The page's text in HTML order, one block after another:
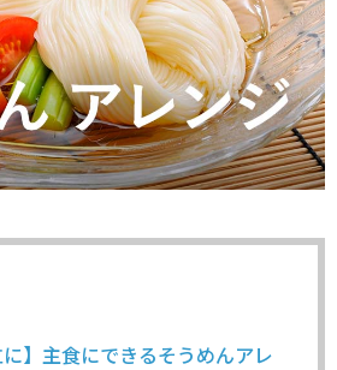
に】主食にできるそうめんアレ